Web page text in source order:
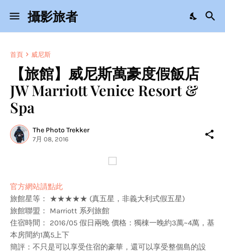
攝影旅者
首頁 威尼斯
【旅館】威尼斯萬豪度假飯店
JW Marriott Venice Resort &
Spa
The Photo Trekker
7月 08, 2016
官方網站請點此
旅館星等： ★★★★★ (真五星，非義大利式假五星)
旅館聯盟： Marriott 系列旅館
住宿時間： 2016/05 假日兩晚 價格：獨棟一晚約3萬~4萬，基
本房間約1萬5上下
簡評：不只是可以享受住宿的豪華，還可以享受整個島的設